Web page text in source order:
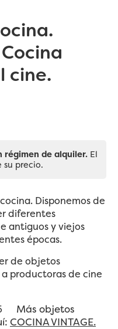
cine.
régimen de alquiler. El
su precio.
Disponemos de
diferentes
antiguos y viejos
épocas.
de objetos
productoras de cine
5 Más objetos
COCINA VINTAGE.